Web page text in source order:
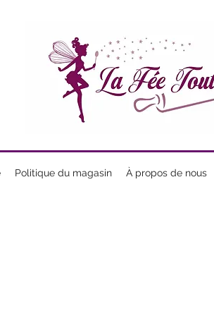
Politique du magasin À propos de nous